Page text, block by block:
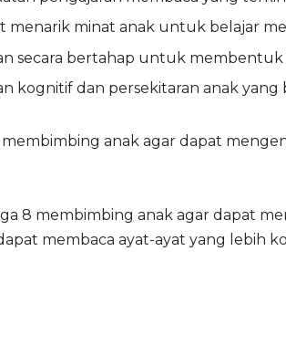
menarik minat anak untuk belajar
secara bertahap untuk membentuk
kognitif dan persekitaran anak yang
membimbing anak agar dapat
8 membimbing anak agar dapat
membaca ayat-ayat yang lebih